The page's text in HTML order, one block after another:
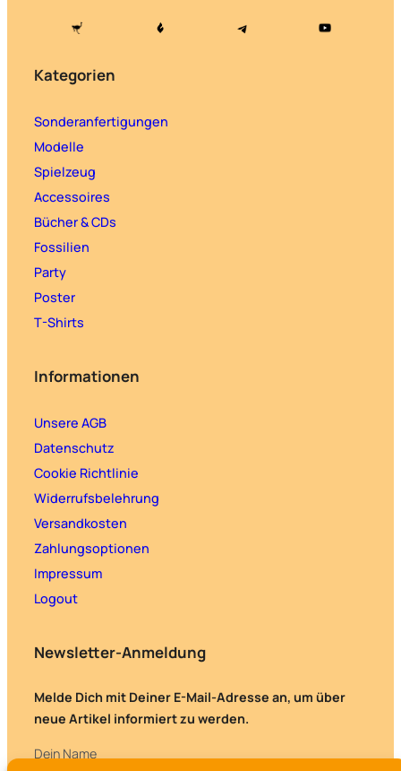
Kategorien
Sonderanfertigungen
Modelle
Spielzeug
Accessoires
Bücher & CDs
Fossilien
Party
Poster
T-Shirts
Informationen
Unsere AGB
Datenschutz
Cookie Richtlinie
Widerrufsbelehrung
Versandkosten
Zahlungsoptionen
Impressum
Logout
Newsletter-Anmeldung
Melde Dich mit Deiner E-Mail-Adresse an, um über
neue Artikel informiert zu werden.
Dein Name